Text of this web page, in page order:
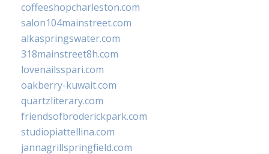
coffeeshopcharleston.com
salon104mainstreet.com
alkaspringswater.com
318mainstreet8h.com
lovenailsspari.com
oakberry-kuwait.com
quartzliterary.com
friendsofbroderickpark.com
studiopiattellina.com
jannagrillspringfield.com